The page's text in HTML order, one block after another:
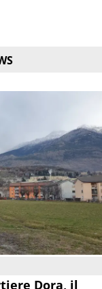
Dora, il